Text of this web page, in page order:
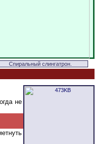
Спиральный слингатрон.
не